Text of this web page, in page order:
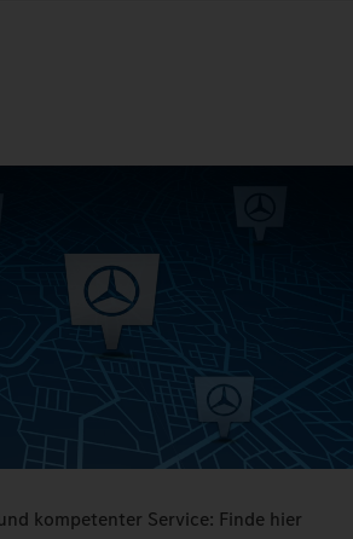
kompetenter Service: Finde hier